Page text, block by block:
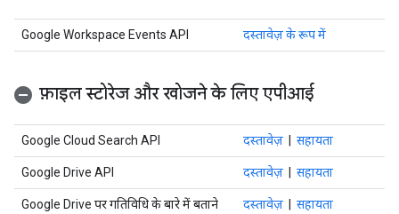
Google Workspace Events API दस्तावेज़ के रूप में
फ़ाइल स्टोरेज और खोजने के लिए एपीआई
Google Cloud Search API दस्तावेज़ सहायता
Google Drive API दस्तावेज़ सहायता
Google Drive पर गतिविधि के बारे में बताने
दस्तावेज़ सहायता